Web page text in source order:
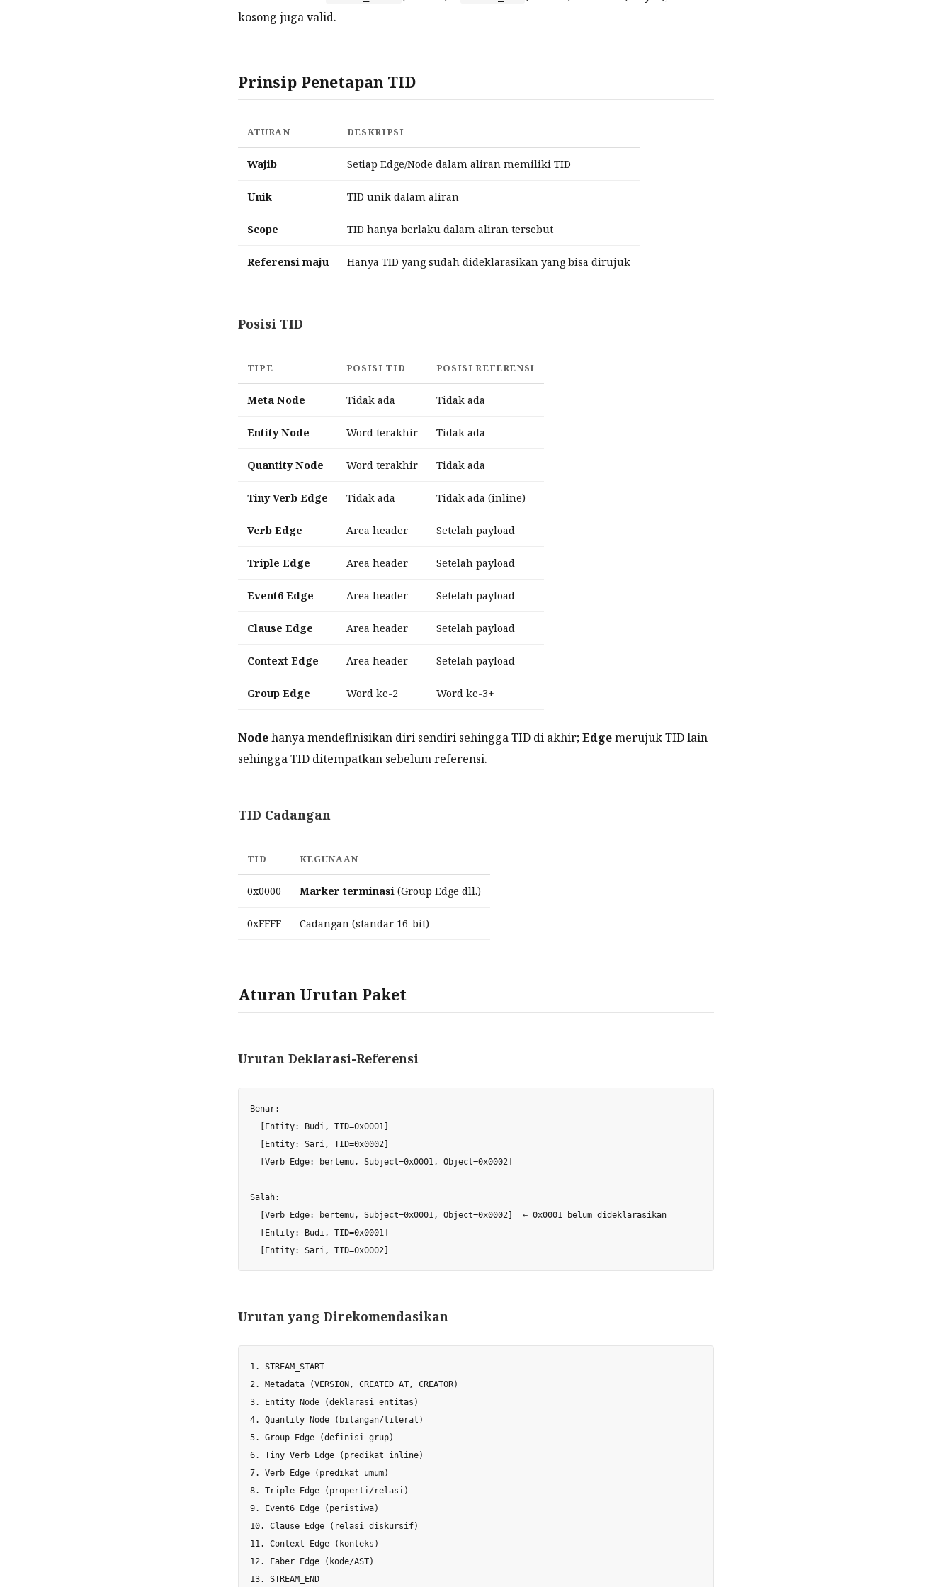
kosong juga valid.
Prinsip Penetapan TID
ATURAN DESKRIPSI
Wajib Setiap Edge/Node dalam aliran memiliki TID
Unik TID unik dalam aliran
Scope TID hanya berlaku dalam aliran tersebut
Referensi maju Hanya TID yang sudah dideklarasikan yang bisa dirujuk
Posisi TID
TIPE POSISI TID POSISI REFERENSI
Meta Node Tidak ada Tidak ada
Entity Node Word terakhir Tidak ada
Quantity Node Word terakhir Tidak ada
Tiny Verb Edge Tidak ada Tidak ada (inline)
Verb Edge Area header Setelah payload
Triple Edge Area header Setelah payload
Event6 Edge Area header Setelah payload
Clause Edge Area header Setelah payload
Context Edge Area header Setelah payload
Group Edge Word ke-2 Word ke-3+
Nodehanya mendefinisikan diri sendiri sehingga TID di akhir; Edgemerujuk TID lain
sehingga TID ditempatkan sebelum referensi.
TID Cadangan
TID KEGUNAAN
0x0000 Marker terminasi(Group Edge dll.)
0xFFFF Cadangan (standar 16-bit)
Aturan Urutan Paket
Urutan Deklarasi-Referensi
Benar:
  [Entity: Budi, TID=0x0001]
  [Entity: Sari, TID=0x0002]
  [Verb Edge: bertemu, Subject=0x0001, Object=0x0002]
Salah:
  [Verb Edge: bertemu, Subject=0x0001, Object=0x0002]  ← 0x0001 belum dideklarasikan
  [Entity: Budi, TID=0x0001]
Urutan yang Direkomendasikan
1. STREAM_START
2. Metadata (VERSION, CREATED_AT, CREATOR)
3. Entity Node (deklarasi entitas)
4. Quantity Node (bilangan/literal)
5. Group Edge (definisi grup)
6. Tiny Verb Edge (predikat inline)
7. Verb Edge (predikat umum)
8. Triple Edge (properti/relasi)
9. Event6 Edge (peristiwa)
10. Clause Edge (relasi diskursif)
11. Context Edge (konteks)
12. Faber Edge (kode/AST)